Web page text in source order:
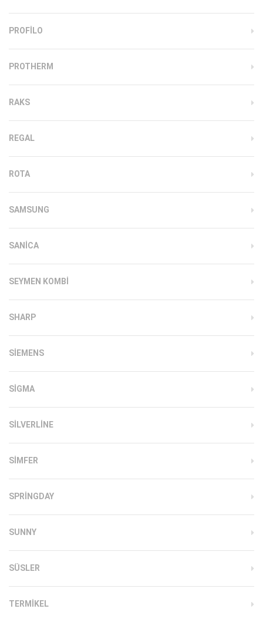
PROFILO
PROTHERM
RAKS
REGAL
ROTA
SAMSUNG
SANICA
SEYMEN KOMBI
SHARP
SIEMENS
SIGMA
SILVERLINE
SIMFER
SPRINGDAY
SUNNY
SÜSLER
TERMIKEL